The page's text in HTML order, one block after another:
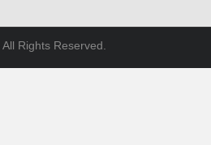
Rights Reserved.